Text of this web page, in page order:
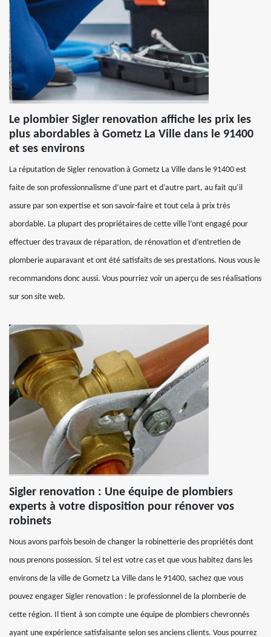
Le plombier Sigler renovation affiche les prix les
plus abordables à Gometz La Ville dans le 91400
et ses environs
La réputation de Sigler renovation à Gometz La Ville dans le 91400 est
faite de son professionnalisme d’une part et d’autre part, au fait qu’il
assure par son expertise et son savoir-faire et tout cela à prix très
abordable. La plupart des propriétaires de cette ville l’ont engagé pour
effectuer des travaux de réparation, de rénovation et d’entretien de
plomberie auparavant et ont été satisfaits de ses prestations. Nous vous le
recommandons donc aussi. Vous pourriez voir un aperçu de ses réalisations
sur son site web.
Sigler renovation : Une équipe de plombiers
experts à votre disposition pour rénover vos
robinets
Nous avons parfois besoin de changer la robinetterie des propriétés dont
nous prenons possession. Si tel est votre cas et que vous habitez dans les
environs de la ville de Gometz La Ville dans le 91400, sachez que vous
pouvez engager Sigler renovation : le professionnel de la plomberie de
cette région. Il tient à son compte une équipe de plombiers chevronnés
ayant une expérience satisfaisante selon ses anciens clients. Vous pourrez